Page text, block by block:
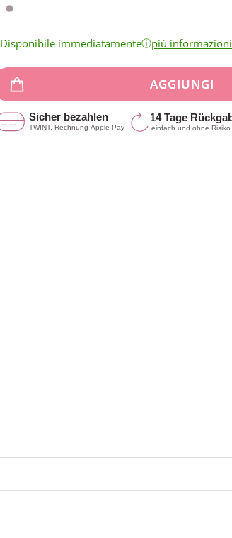
Disponibile immediatamenteⓘpiù informazioni
AGGIUNGI